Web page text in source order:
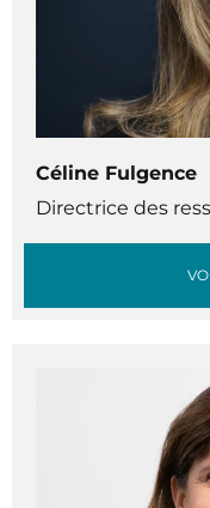
Céline Fulgence
Directrice des